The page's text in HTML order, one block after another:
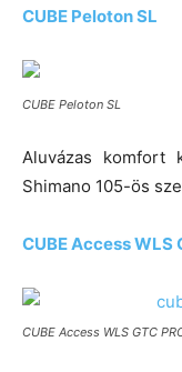
CUBE Peloton SL
CUBE Peloton SL
Aluvázas komfort
Shimano 105-ös
CUBE Access WLS
CUBE Access WLS GTC